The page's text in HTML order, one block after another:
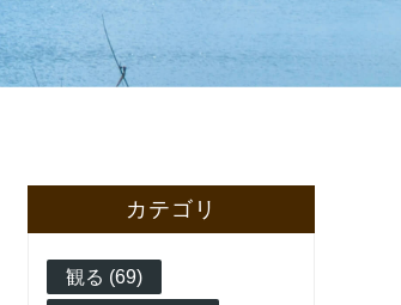
カテゴリ
観る (69)